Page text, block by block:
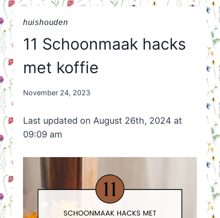
huishouden
11 Schoonmaak hacks
met koffie
By
November 24, 2023
Last updated on August 26th, 2024 at
09:09 am